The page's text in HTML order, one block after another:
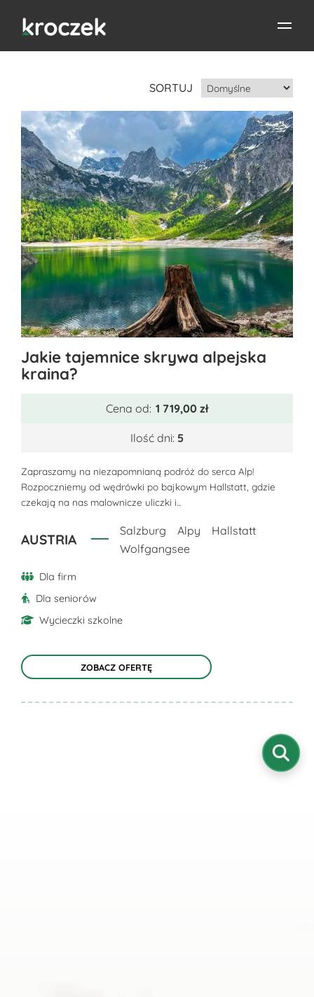
SORTUJ
produkt
ma
wybrać
na
stronie
Jakie tajemnice skrywa alpejska
kraina?
Cena od: 1 719,00zł
Ilość dni: 5
Zapraszamy na niezapomnianą podróż do serca Alp!
Rozpoczniemy od wędrówki po bajkowym Hallstatt, gdzie
czekają na nas malownicze uliczki i...
AUSTRIA
Salzburg Alpy
Hallstatt
Wolfgangsee
Dla firm
Dla seniorów
Wycieczki szkolne
ZOBACZ OFERTĘ